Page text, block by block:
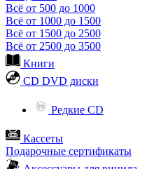
Всё от 500 до 1000
Всё от 1000 до 1500
Всё от 1500 до 2500
Всё от 2500 до 3500
Книги
CD DVD диски
Редкие CD
Кассеты
Подарочные сертификаты